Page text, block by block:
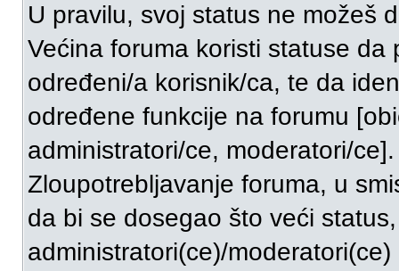
U pravilu, svoj status ne možeš
Većina foruma koristi statuse
određeni/a korisnik/ca, te da
određene funkcije na forumu
administratori/ce, moderatori/ce].
Zloupotrebljavanje foruma, u
da bi se dosegao što veći
administratori(ce)/